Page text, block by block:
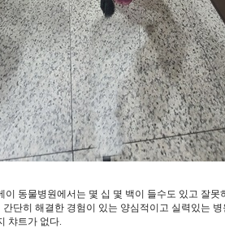
이 동물병원에서는 몇 십 몇 백이 들수도 있고 잘
간단히 해결한 경험이 있는 양심적이고 실력있는
챠트가 없다.